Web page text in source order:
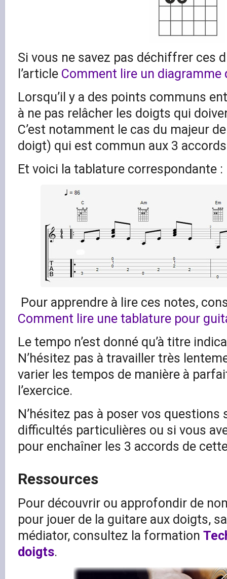
Si vous ne savez pas déchiffrer ces
l’article Comment lire un diagramme
Lorsqu’il y a des points communs
à ne pas relâcher les doigts qui
C’est notamment le cas du majeur
doigt) qui est commun aux 3
Et voici la tablature correspondante :
Pour apprendre à lire ces notes,
Comment lire une tablature pour
Le tempo n’est donné qu’à titre
N’hésitez pas à travailler très
varier les tempos de manière à
l’exercice.
N’hésitez pas à poser vos questions
difficultés particulières ou si vous
pour enchaîner les 3 accords de
Ressources
Pour découvrir ou approfondir de
pour jouer de la guitare aux doigts,
médiator, consultez la formation
doigts.